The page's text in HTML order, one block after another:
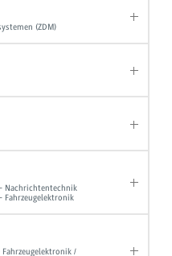
(ZDM)
Nachrichtentechnik
/